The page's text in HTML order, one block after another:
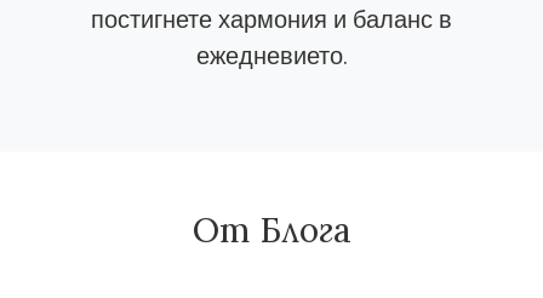
постигнете хармония и баланс в
ежедневието.
От Блога